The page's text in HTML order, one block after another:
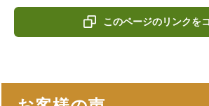
このページのリンクを